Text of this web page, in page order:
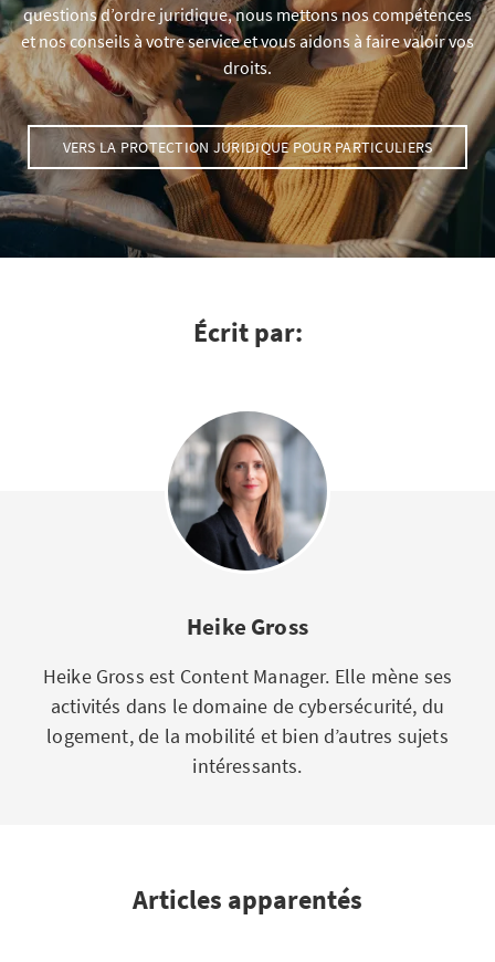
questions d’ordre juridique, nous mettons nos compétences
et nos conseils à votre service et vous aidons à faire valoir vos
droits.
VERS LA PROTECTION JURIDIQUE POUR PARTICULIERS
Écrit par:
Heike Gross
Heike Gross est Content Manager. Elle mène ses
activités dans le domaine de cybersécurité, du
logement, de la mobilité et bien d’autres sujets
intéressants.
Articles apparentés